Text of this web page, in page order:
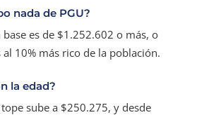
nada de PGU?
es de $1.252.602 o más, o
10% más rico de la población.
la edad?
sube a $250.275, y desde